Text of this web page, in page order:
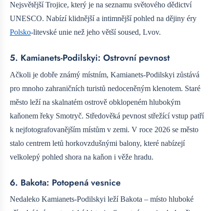
Nejsvětější Trojice, který je na seznamu světového dědictví
UNESCO. Nabízí klidnější a intimnější pohled na dějiny éry
Polsko-litevské unie než jeho větší soused, Lvov.
5. Kamianets-Podilskyi: Ostrovní pevnost
Ačkoli je dobře známý místním, Kamianets-Podilskyi zůstává
pro mnoho zahraničních turistů nedoceněným klenotem. Staré
město leží na skalnatém ostrově obklopeném hlubokým
kaňonem řeky Smotryč. Středověká pevnost střežící vstup patří
k nejfotografovanějším místům v zemi. V roce 2026 se město
stalo centrem letů horkovzdušnými balony, které nabízejí
velkolepý pohled shora na kaňon i věže hradu.
6. Bakota: Potopená vesnice
Nedaleko Kamianets-Podilskyi leží Bakota – místo hluboké